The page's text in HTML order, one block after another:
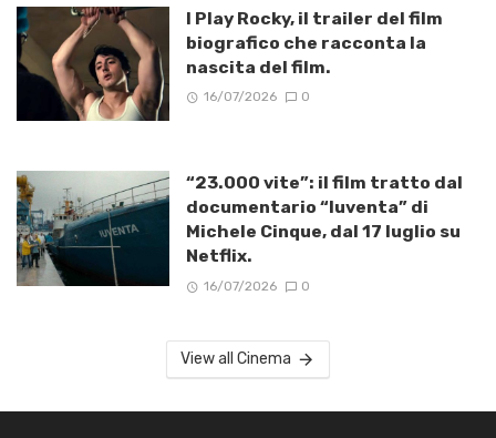
I Play Rocky, il trailer del film
biografico che racconta la
nascita del film.
16/07/2026 0
“23.000 vite”: il film tratto dal
documentario “Iuventa” di
Michele Cinque, dal 17 luglio su
Netflix.
16/07/2026 0
View all Cinema